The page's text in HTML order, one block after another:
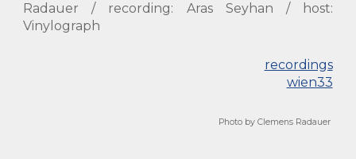
Radauer / recording: Aras Seyhan / host:
Vinylograph
recordings
wien33
Photo by Clemens Radauer